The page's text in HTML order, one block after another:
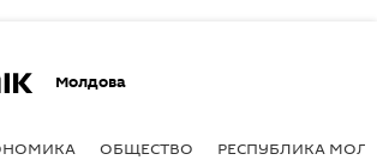
Молдова
ОБЩЕСТВО РЕСПУБЛИКА